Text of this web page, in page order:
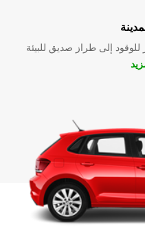
إلى طراز صديق للبيئة